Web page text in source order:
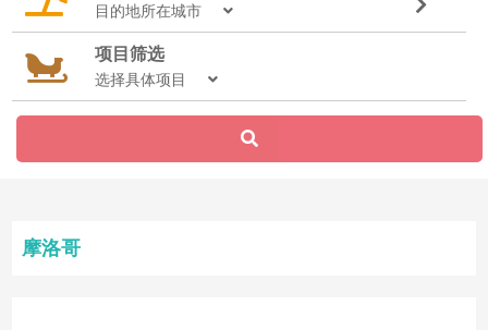
目的地所在城市
项目筛选
选择具体项目
摩洛哥